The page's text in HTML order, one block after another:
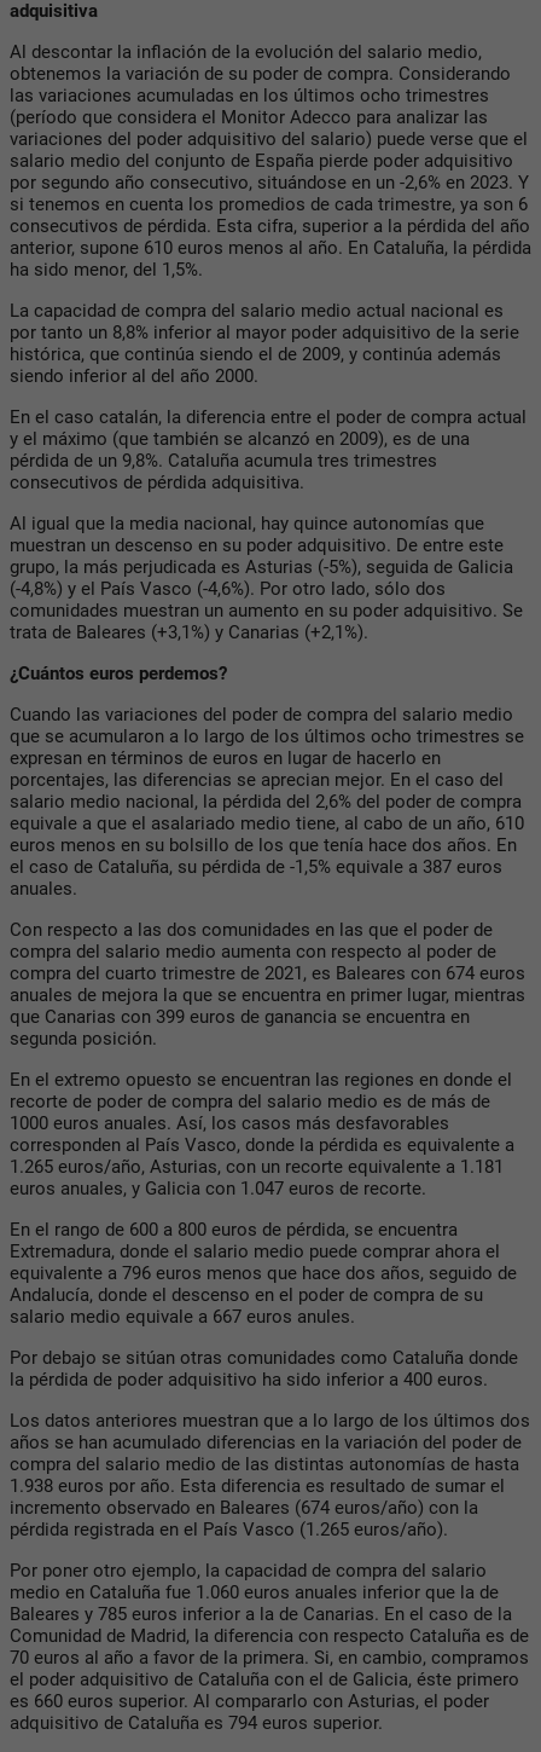
adquisitiva
Al descontar la inflación de la evolución del salario medio,
obtenemos la variación de su poder de compra. Considerando
las variaciones acumuladas en los últimos ocho trimestres
(período que considera el Monitor Adecco para analizar las
variaciones del poder adquisitivo del salario) puede verse que el
salario medio del conjunto de España pierde poder adquisitivo
por segundo año consecutivo, situándose en un -2,6% en 2023. Y
si tenemos en cuenta los promedios de cada trimestre, ya son 6
consecutivos de pérdida. Esta cifra, superior a la pérdida del año
anterior, supone 610 euros menos al año. En Cataluña, la pérdida
ha sido menor, del 1,5%.
La capacidad de compra del salario medio actual nacional es
por tanto un 8,8% inferior al mayor poder adquisitivo de la serie
histórica, que continúa siendo el de 2009, y continúa además
siendo inferior al del año 2000.
En el caso catalán, la diferencia entre el poder de compra actual
y el máximo (que también se alcanzó en 2009), es de una
pérdida de un 9,8%. Cataluña acumula tres trimestres
consecutivos de pérdida adquisitiva.
Al igual que la media nacional, hay quince autonomías que
muestran un descenso en su poder adquisitivo. De entre este
grupo, la más perjudicada es Asturias (-5%), seguida de Galicia
(-4,8%) y el País Vasco (-4,6%). Por otro lado, sólo dos
comunidades muestran un aumento en su poder adquisitivo. Se
trata de Baleares (+3,1%) y Canarias (+2,1%).
¿Cuántos euros perdemos?
Cuando las variaciones del poder de compra del salario medio
que se acumularon a lo largo de los últimos ocho trimestres se
expresan en términos de euros en lugar de hacerlo en
porcentajes, las diferencias se aprecian mejor. En el caso del
salario medio nacional, la pérdida del 2,6% del poder de compra
equivale a que el asalariado medio tiene, al cabo de un año, 610
euros menos en su bolsillo de los que tenía hace dos años. En
el caso de Cataluña, su pérdida de -1,5% equivale a 387 euros
anuales.
Con respecto a las dos comunidades en las que el poder de
compra del salario medio aumenta con respecto al poder de
compra del cuarto trimestre de 2021, es Baleares con 674 euros
anuales de mejora la que se encuentra en primer lugar, mientras
que Canarias con 399 euros de ganancia se encuentra en
segunda posición.
En el extremo opuesto se encuentran las regiones en donde el
recorte de poder de compra del salario medio es de más de
1000 euros anuales. Así, los casos más desfavorables
corresponden al País Vasco, donde la pérdida es equivalente a
1.265 euros/año, Asturias, con un recorte equivalente a 1.181
euros anuales, y Galicia con 1.047 euros de recorte.
En el rango de 600 a 800 euros de pérdida, se encuentra
Extremadura, donde el salario medio puede comprar ahora el
equivalente a 796 euros menos que hace dos años, seguido de
Andalucía, donde el descenso en el poder de compra de su
salario medio equivale a 667 euros anules.
Por debajo se sitúan otras comunidades como Cataluña donde
la pérdida de poder adquisitivo ha sido inferior a 400 euros.
Los datos anteriores muestran que a lo largo de los últimos dos
años se han acumulado diferencias en la variación del poder de
compra del salario medio de las distintas autonomías de hasta
1.938 euros por año. Esta diferencia es resultado de sumar el
incremento observado en Baleares (674 euros/año) con la
pérdida registrada en el País Vasco (1.265 euros/año).
Por poner otro ejemplo, la capacidad de compra del salario
medio en Cataluña fue 1.060 euros anuales inferior que la de
Baleares y 785 euros inferior a la de Canarias. En el caso de la
Comunidad de Madrid, la diferencia con respecto Cataluña es de
70 euros al año a favor de la primera. Si, en cambio, compramos
el poder adquisitivo de Cataluña con el de Galicia, éste primero
es 660 euros superior. Al compararlo con Asturias, el poder
adquisitivo de Cataluña es 794 euros superior.